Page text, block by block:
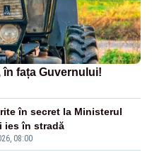
în fața Guvernului!
08:00
în secret la Ministerul
ies în stradă